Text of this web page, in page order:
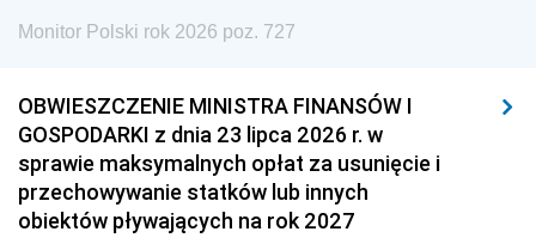
Monitor Polski rok 2026 poz. 727
OBWIESZCZENIE MINISTRA FINANSÓW I
GOSPODARKI z dnia 23 lipca 2026 r. w
sprawie maksymalnych opłat za usunięcie i
przechowywanie statków lub innych
obiektów pływających na rok 2027